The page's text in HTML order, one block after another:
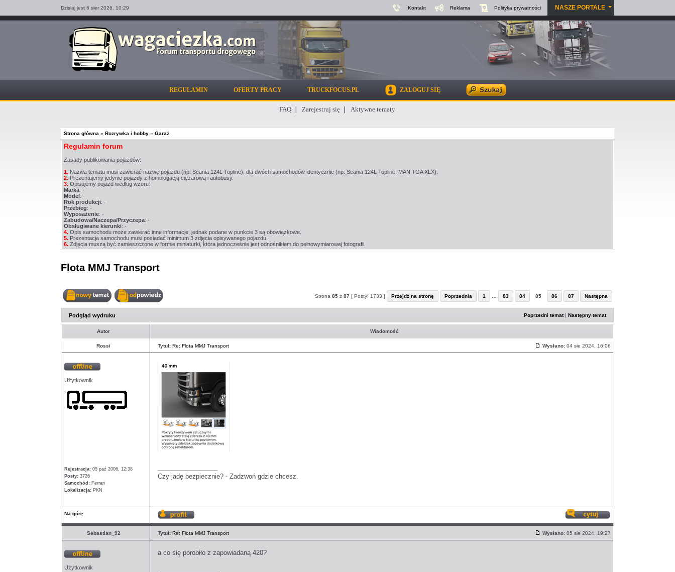
Dzisiaj jest 6 sier 2026, 10:29 Kontakt Reklama Polityka prywatności NASZE PORTALE
REGULAMIN OFERTY PRACY TRUCKFOCUS.PL ZALOGUJ SIĘ
FAQ Zarejestruj się Aktywne tematy
Strona główna » Rozrywka i hobby » Garaż
Regulamin forum
Zasady publikowania pojazdów:
1.Nazwa tematu musi zawierać nazwę pojazdu (np: Scania 124L Topline), dla dwóch samochodów identycznie (np: Scania 124L Topline, MAN TGA XLX).
2.Prezentujemy jedynie pojazdy z homologacją ciężarową i autobusy.
3.Opisujemy pojazd według wzoru:
Marka: -
Model: -
Rok produkcji: -
Przebieg: -
Wyposażenie: -
Zabudowa/Naczepa/Przyczepa: -
Obsługiwane kierunki: -
4.Opis samochodu może zawierać inne informacje, jednak podane w punkcie 3 są obowiązkowe.
5.Prezentacja samochodu musi posiadać minimum 3 zdjęcia opisywanego pojazdu.
6.Zdjęcia muszą być zamieszczone w formie miniaturki, która jednocześnie jest odnośnikiem do pełnowymiarowej fotografii.
Flota MMJ Transport
Strona85 z87 [ Posty: 1733 ] Przejdź na stronę Poprzednia 1 83 84 85 86 87 Następna
Podgląd wydruku Poprzedni temat|Następny temat
Autor Wiadomość
Rossi Tytuł: Re: Flota MMJ Transport
Post
Wysłano: 04 sie 2024, 16:06
Użytkownik
Rejestracja: 05 paź 2006, 12:38
Posty:3726
Samochód:Ferrari
Lokalizacja:PKN
Czy jadę bezpiecznie? - Zadzwoń gdzie chcesz.
Na górę
Wyświetl
profil
Odpowiedz
z
Sebastian_92 Tytuł: Re: Flota MMJ Transport
Post
Wysłano: 05 sie 2024, 19:27
Użytkownik
a co się porobiło z zapowiadaną 420?